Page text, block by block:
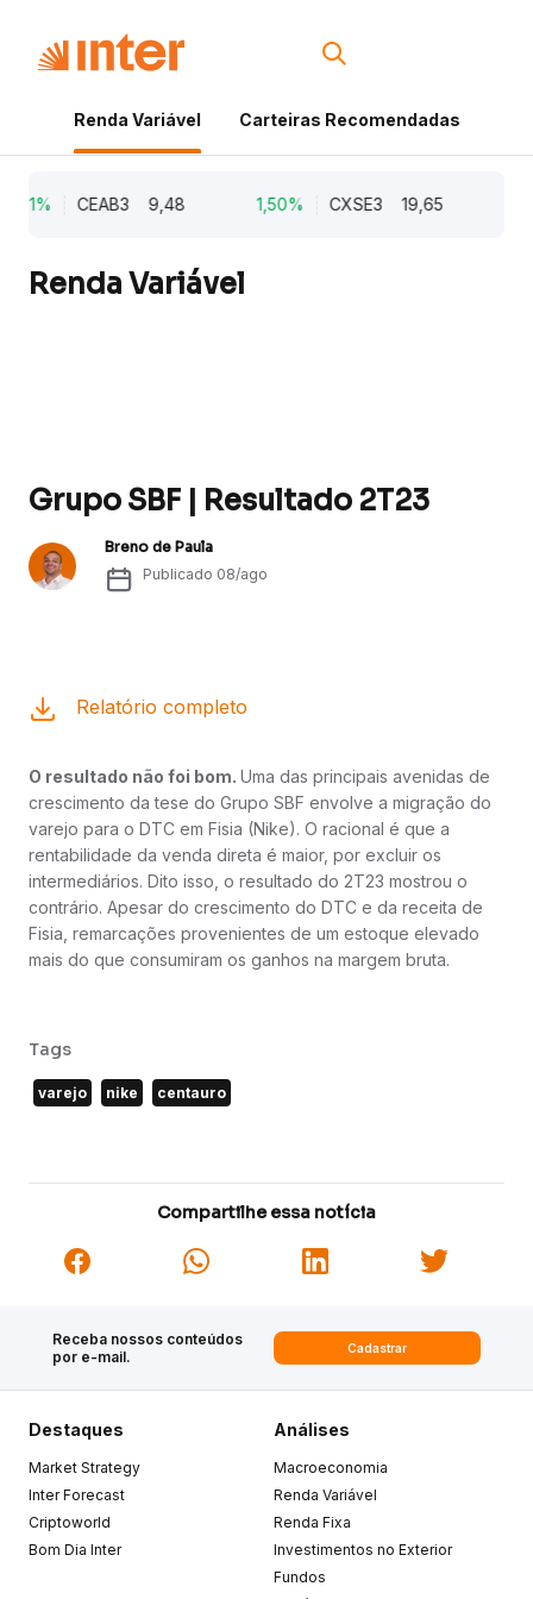
Renda Variável Carteiras Recomendadas
CEAB3 9,48 1,50% CXSE3 19,65
Renda Variável
Grupo SBF | Resultado 2T23
Breno de Paula
Publicado 08/ago
Relatório completo
O resultado não foi bom. Uma das principais avenidas de
crescimento da tese do Grupo SBF envolve a migração do
varejo para o DTC em Fisia (Nike). O racional é que a
rentabilidade da venda direta é maior, por excluir os
intermediários. Dito isso, o resultado do 2T23 mostrou o
contrário. Apesar do crescimento do DTC e da receita de
Fisia, remarcações provenientes de um estoque elevado
mais do que consumiram os ganhos na margem bruta.
Tags
varejo nike centauro
Compartilhe essa notícia
Receba nossos conteúdos
por e-mail.
Cadastrar
Destaques
Market Strategy
Inter Forecast
Criptoworld
Bom Dia Inter
Análises
Macroeconomia
Renda Variável
Renda Fixa
Investimentos no Exterior
Fundos